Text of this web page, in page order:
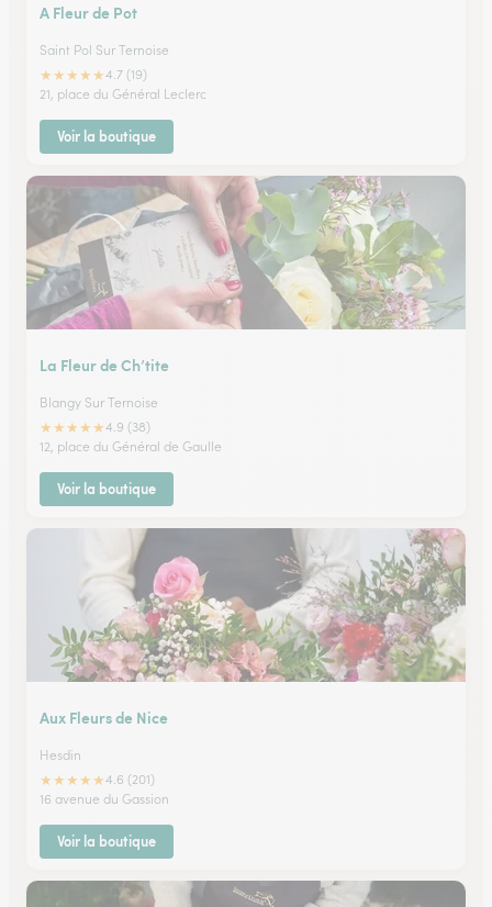
A Fleur de Pot
Saint Pol Sur Ternoise
★★★★★4.7 (19)
21, place du Général Leclerc
Voir la boutique
La Fleur de Ch’tite
Blangy Sur Ternoise
★★★★★4.9 (38)
12, place du Général de Gaulle
Voir la boutique
Aux Fleurs de Nice
Hesdin
★★★★★4.6 (201)
16 avenue du Gassion
Voir la boutique